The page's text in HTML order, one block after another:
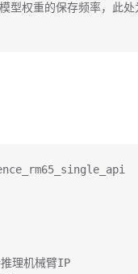
权重的保存频率，此处
理机械臂IP